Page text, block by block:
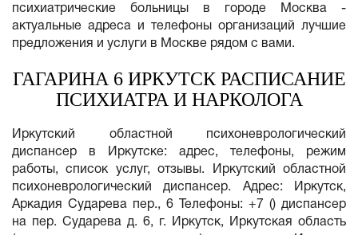
психиатрические больницы в городе Москва -
актуальные адреса и телефоны организаций лучшие
предложения и услуги в Москве рядом с вами.
ГАГАРИНА 6 ИРКУТСК РАСПИСАНИЕ
ПСИХИАТРА И НАРКОЛОГА
Иркутский областной психоневрологический
диспансер в Иркутске: адрес, телефоны, режим
работы, список услуг, отзывы. Иркутский областной
психоневрологический диспансер. Адрес: Иркутск,
Аркадия Сударева пер., 6 Телефоны: +7 () диспансер
на пер. Сударева д. 6, г. Иркутск, Иркутская область